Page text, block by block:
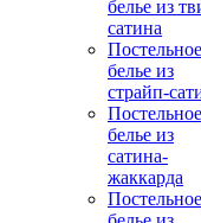
белье из
сатина
Постельное
белье из
страйп-
Постельное
белье из
сатина-
жаккарда
Постельное